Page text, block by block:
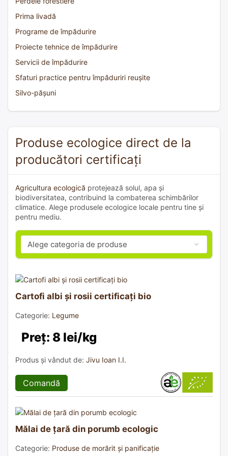
Prima livadă
Programe de împădurire
Proiecte tehnice de împădurire
Servicii de împădurire
Sfaturi practice pentru împăduriri reușite
Silvo-pășuni
Produse ecologice direct de la
producători certificați
Agricultura ecologică protejează solul, apa și
biodiversitatea, contribuind la combaterea schimbărilor
climatice. Alege produsele ecologice locale pentru tine și
pentru mediu.
Cartofi albi și rosii certificați bio
Categorie: Legume
Preț: 8 lei/kg
Produs și vândut de: Jivu Ioan I.I.
Comandă
Mălai de țară din porumb ecologic
Categorie: Produse de morărit și panificație